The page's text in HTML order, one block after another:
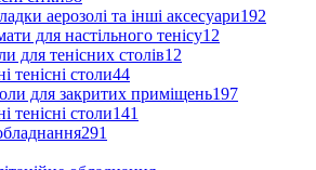
аерозолі та інші аксесуари192
для настільного тенісу12
для тенісних столів12
тенісні столи44
для закритих приміщень197
тенісні столи141
291